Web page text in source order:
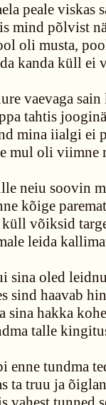
peale viskas
mind põlvist
oli musta,
kanda küll ei
vaevaga
tahtis
mina iialgi ei
mul oli viimne
neiu soovin
kõige paremat
küll võiksid
leida
sina oled
sind haavab
sina hakka kohe
talle
enne tundma
ta truu ja